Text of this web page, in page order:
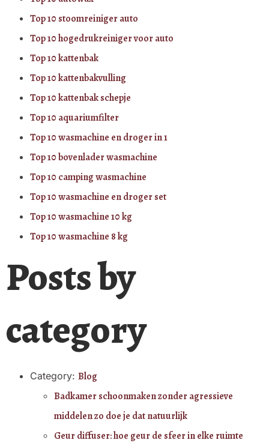
Top 10 stoomreiniger auto
Top 10 hogedrukreiniger voor auto
Top 10 kattenbak
Top 10 kattenbakvulling
Top 10 kattenbak schepje
Top 10 aquariumfilter
Top 10 wasmachine en droger in 1
Top 10 bovenlader wasmachine
Top 10 camping wasmachine
Top 10 wasmachine en droger set
Top 10 wasmachine 10 kg
Top 10 wasmachine 8 kg
Posts by
category
Category: Blog
Badkamer schoonmaken zonder agressieve
middelen zo doe je dat natuurlijk
Geur diffuser: hoe geur de sfeer in elke ruimte